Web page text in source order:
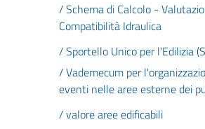
/ Schema di Calcolo -
Compatibilità Idraulica
/ Sportello Unico per l'Edilizia
/ Vademecum per
eventi nelle aree esterne dei
/ valore aree edificabili